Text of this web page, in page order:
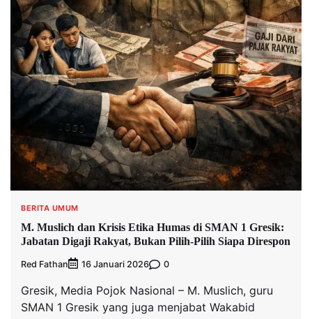
BERITA UMUM
M. Muslich dan Krisis Etika Humas di SMAN 1 Gresik:
Jabatan Digaji Rakyat, Bukan Pilih-Pilih Siapa Direspon
Red Fathan 16 Januari 2026 0
Gresik, Media Pojok Nasional – M. Muslich, guru
SMAN 1 Gresik yang juga menjabat Wakabid